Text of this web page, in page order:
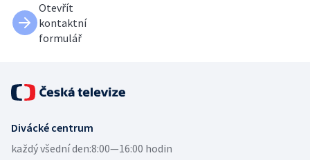
Otevřít
kontaktní
formulář
Divácké centrum
každý všední den:8:00—16:00 hodin